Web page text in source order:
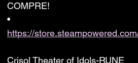
COMPRE!
•
https://
Crisol Theater of Idols-RUNE